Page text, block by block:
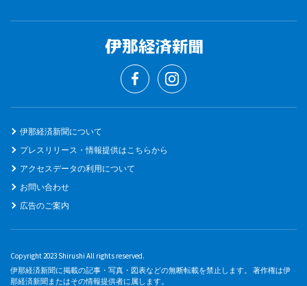
伊那経済新聞について
プレスリリース・情報提供はこちらから
アクセスデータの利用について
お問い合わせ
広告のご案内
Copyright 2023 Shirushi All rights reserved.
伊那経済新聞に掲載の記事・写真・図表などの無断転載を禁止します。 著作権は伊
那経済新聞またはその情報提供者に属します。